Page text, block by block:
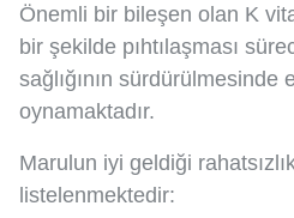
Önemli bir bileşen olan K
bir şekilde pıhtılaşması
sağlığının sürdürülmesinde
oynamaktadır.
Marulun iyi geldiği
listelenmektedir: